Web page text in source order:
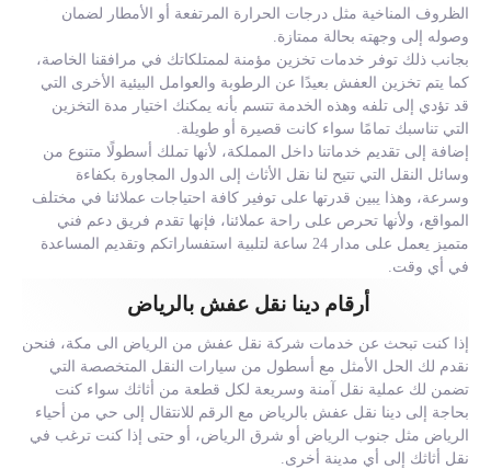
الظروف المناخية مثل درجات الحرارة المرتفعة أو الأمطار لضمان
وصوله إلى وجهته بحالة ممتازة.
بجانب ذلك توفر خدمات تخزين مؤمنة لممتلكاتك في مرافقنا الخاصة،
كما يتم تخزين العفش بعيدًا عن الرطوبة والعوامل البيئية الأخرى التي
قد تؤدي إلى تلفه وهذه الخدمة تتسم بأنه يمكنك اختيار مدة التخزين
التي تناسبك تمامًا سواء كانت قصيرة أو طويلة.
إضافة إلى تقديم خدماتنا داخل المملكة، لأنها تملك أسطولًا متنوع من
وسائل النقل التي تتيح لنا نقل الأثاث إلى الدول المجاورة بكفاءة
وسرعة، وهذا يبين قدرتها على توفير كافة احتياجات عملائنا في مختلف
المواقع، ولأنها تحرص على راحة عملائنا، فإنها تقدم فريق دعم فني
متميز يعمل على مدار 24 ساعة لتلبية استفساراتكم وتقديم المساعدة
في أي وقت.
أرقام دينا نقل عفش بالرياض
إذا كنت تبحث عن خدمات شركة نقل عفش من الرياض الى مكة، فنحن
نقدم لك الحل الأمثل مع أسطول من سيارات النقل المتخصصة التي
تضمن لك عملية نقل آمنة وسريعة لكل قطعة من أثاثك سواء كنت
بحاجة إلى دينا نقل عفش بالرياض مع الرقم للانتقال إلى حي من أحياء
الرياض مثل جنوب الرياض أو شرق الرياض، أو حتى إذا كنت ترغب في
نقل أثاثك إلى أي مدينة أخرى.